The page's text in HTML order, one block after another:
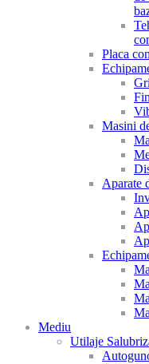
Placa
Masini
Aparate
Mediu
Utilaje